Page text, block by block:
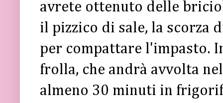
avrete ottenuto delle
il pizzico di sale, la scorza
per compattare l'impasto.
frolla, che andrà avvolta
almeno 30 minuti in